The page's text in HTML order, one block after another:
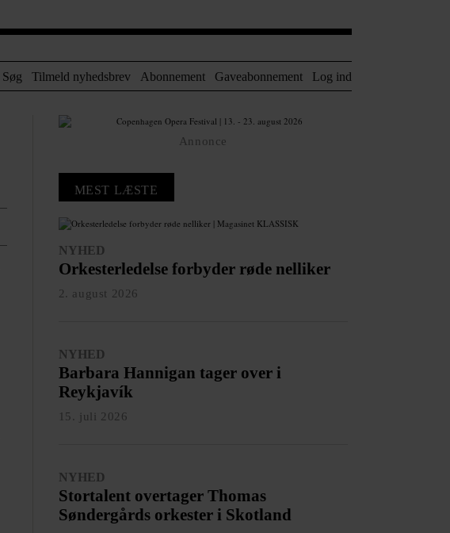
Søg Tilmeld nyhedsbrev Abonnement Gaveabonnement Log ind
Annonce
MEST LÆSTE
NYHED
Orkesterledelse forbyder røde nelliker
2. august 2026
NYHED
Barbara Hannigan tager over i
Reykjavík
15. juli 2026
NYHED
Stortalent overtager Thomas
Søndergårds orkester i Skotland